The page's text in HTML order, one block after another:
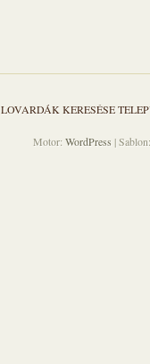
LOVARDÁK KERESÉSE
Motor:WordPress |